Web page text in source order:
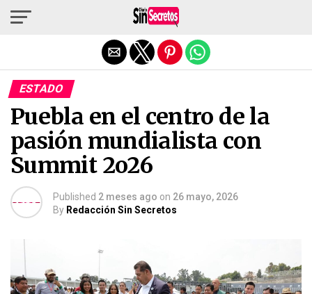
ESTADO
Puebla en el centro de la
pasión mundialista con
Summit 2o26
Published 2 meses ago on 26 mayo, 2026
By Redacción Sin Secretos
Salir de la versión móvil